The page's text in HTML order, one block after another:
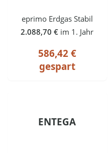
eprimo Erdgas Stabil
2.088,70 € im 1. Jahr
586,42 €
gespart
ENTEGA